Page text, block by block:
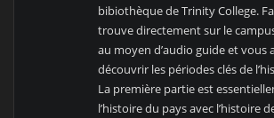
bibiothèque de Trinity College.
trouve directement sur le
au moyen d’audio guide et vous
découvrir les périodes clés de
La première partie est
l’histoire du pays avec l’histoire